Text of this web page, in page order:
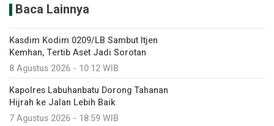
Baca Lainnya
Kasdim Kodim 0209/LB Sambut Itjen
Kemhan, Tertib Aset Jadi Sorotan
8 Agustus 2026 - 10:12 WIB
Kapolres Labuhanbatu Dorong Tahanan
Hijrah ke Jalan Lebih Baik
7 Agustus 2026 - 18:59 WIB